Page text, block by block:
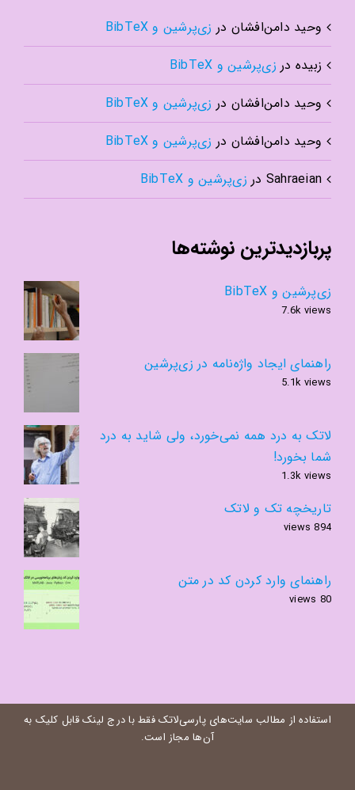
وحید دامن‌افشان در زی‌پرشین و BibTeX
زبیده در زی‌پرشین و BibTeX
وحید دامن‌افشان در زی‌پرشین و BibTeX
وحید دامن‌افشان در زی‌پرشین و BibTeX
Sahraeian در زی‌پرشین و BibTeX
پربازدیدترین نوشته‌ها
زی‌پرشین و BibTeX
7.6k views
راهنمای ایجاد واژه‌نامه در زی‌پرشین
5.1k views
لاتک به درد همه نمی‌خورد، ولی شاید به درد
شما بخورد!
1.3k views
تاریخچه تک و لاتک
894 views
راهنمای وارد کردن کد در متن
80 views
استفاده از مطالب سایت‌های پارسی‌لاتک فقط با درج لینک قابل کلیک به
آن‌ها مجاز است.